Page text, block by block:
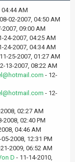
AM
02-2007, 04:50 AM
2007, 09:00 AM
24-2007, 04:25 AM
24-2007, 04:34 AM
25-2007, 01:27 AM
13-2007, 08:22 AM
- 12-
- 12-
02:27 AM
2008, 02:40 PM
04:46 AM
05-2008, 12:31 PM
2009, 06:52 AM
D - 11-14-2010,